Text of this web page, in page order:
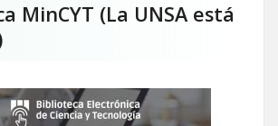
MinCYT (La UNSA está